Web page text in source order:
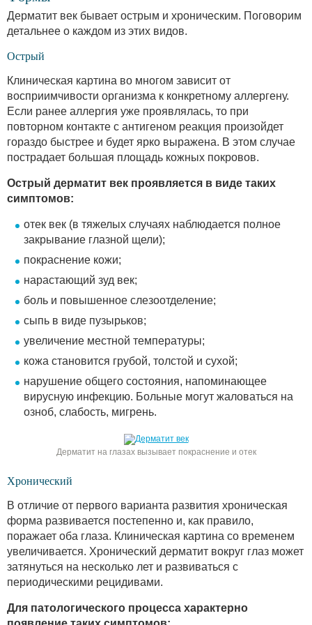
Дерматит век бывает острым и хроническим. Поговорим
детальнее о каждом из этих видов.
Острый
Клиническая картина во многом зависит от
восприимчивости организма к конкретному аллергену.
Если ранее аллергия уже проявлялась, то при
повторном контакте с антигеном реакция произойдет
гораздо быстрее и будет ярко выражена. В этом случае
пострадает большая площадь кожных покровов.
Острый дерматит век проявляется в виде таких
симптомов:
отек век (в тяжелых случаях наблюдается полное
закрывание глазной щели);
покраснение кожи;
нарастающий зуд век;
боль и повышенное слезоотделение;
сыпь в виде пузырьков;
увеличение местной температуры;
кожа становится грубой, толстой и сухой;
нарушение общего состояния, напоминающее
вирусную инфекцию. Больные могут жаловаться на
озноб, слабость, мигрень.
Дерматит на глазах вызывает покраснение и отек
Хронический
В отличие от первого варианта развития хроническая
форма развивается постепенно и, как правило,
поражает оба глаза. Клиническая картина со временем
увеличивается. Хронический дерматит вокруг глаз может
затянуться на несколько лет и развиваться с
периодическими рецидивами.
Для патологического процесса характерно